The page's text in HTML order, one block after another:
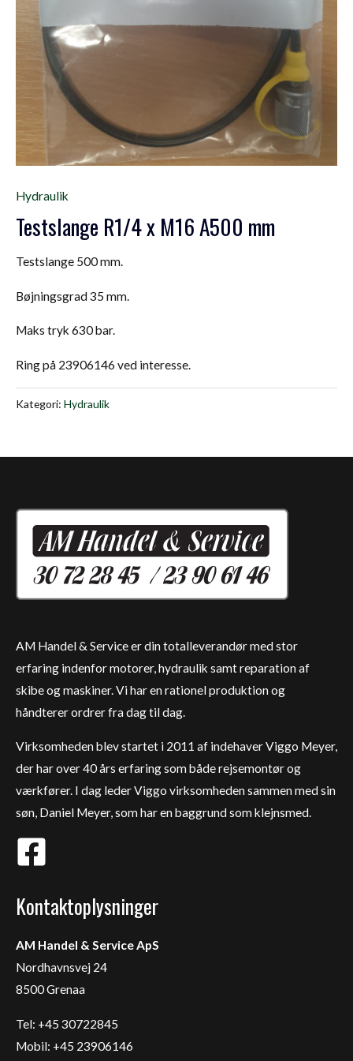
Hydraulik
Testslange R1/4 x M16 A500 mm
Testslange 500 mm.
Bøjningsgrad 35 mm.
Maks tryk 630 bar.
Ring på 23906146 ved interesse.
Kategori: Hydraulik
AM Handel & Service er din totalleverandør med stor
erfaring indenfor motorer, hydraulik samt reparation af
skibe og maskiner. Vi har en rationel produktion og
håndterer ordrer fra dag til dag.
Virksomheden blev startet i 2011 af indehaver Viggo Meyer,
der har over 40 års erfaring som både rejsemontør og
værkfører. I dag leder Viggo virksomheden sammen med sin
søn, Daniel Meyer, som har en baggrund som klejnsmed.
Kontaktoplysninger
AM Handel & Service ApS
Nordhavnsvej 24
8500 Grenaa
Tel: +45 30722845
Mobil: +45 23906146